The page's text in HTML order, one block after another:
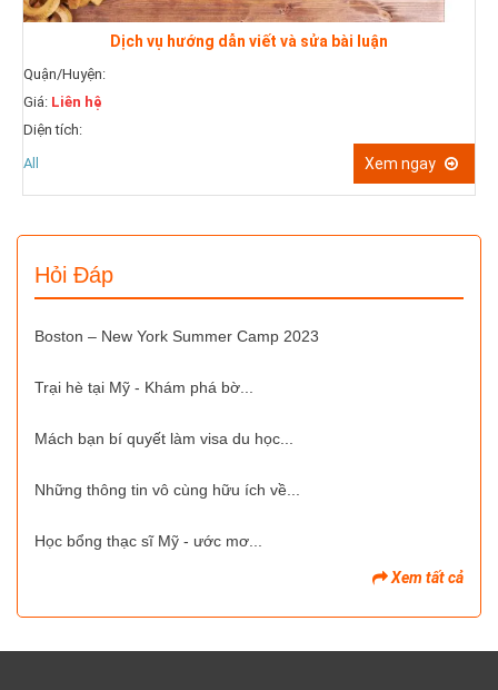
Dịch vụ hướng dẫn viết và sửa bài luận
Huyện:
Liên hệ
tích:
Xem ngay
Quận/
Hỏi Đáp
Boston – New York Summer Camp 2023
Trại hè tại Mỹ - Khám phá bờ...
Mách bạn bí quyết làm visa du học...
Những thông tin vô cùng hữu ích về...
Học bổng thạc sĩ Mỹ - ước mơ...
Xem tất cả